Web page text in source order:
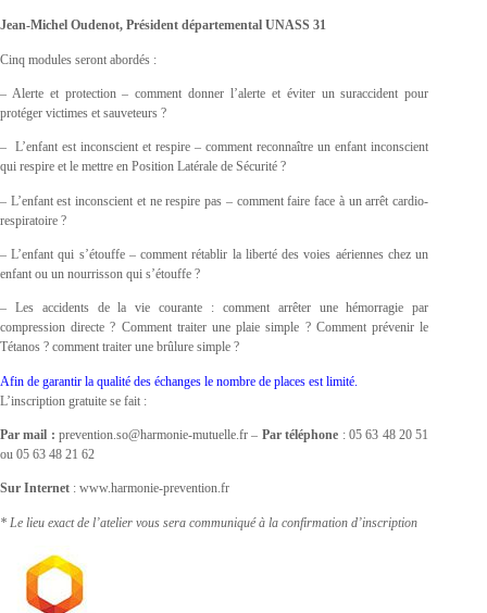
Jean-Michel Oudenot, Président départemental UNASS 31
Cinq modules seront abordés :
– Alerte et protection – comment donner l’alerte et éviter un suraccident pour
protéger victimes et sauveteurs ?
– L’enfant est inconscient et respire – comment reconnaître un enfant inconscient
qui respire et le mettre en Position Latérale de Sécurité ?
– L’enfant est inconscient et ne respire pas – comment faire face à un arrêt cardio-
respiratoire ?
– L’enfant qui s’étouffe – comment rétablir la liberté des voies aériennes chez un
enfant ou un nourrisson qui s’étouffe ?
– Les accidents de la vie courante : comment arrêter une hémorragie par
compression directe ? Comment traiter une plaie simple ? Comment prévenir le
Tétanos ? comment traiter une brûlure simple ?
Afin de garantir la qualité des échanges le nombre de places est limité.
L’inscription gratuite se fait :
Par mail :prevention.so@harmonie-mutuelle.fr – Par téléphone : 05 63 48 20 51
ou 05 63 48 21 62
Sur Internet : www.harmonie-prevention.fr
* Le lieu exact de l’atelier vous sera communiqué à la confirmation d’inscription